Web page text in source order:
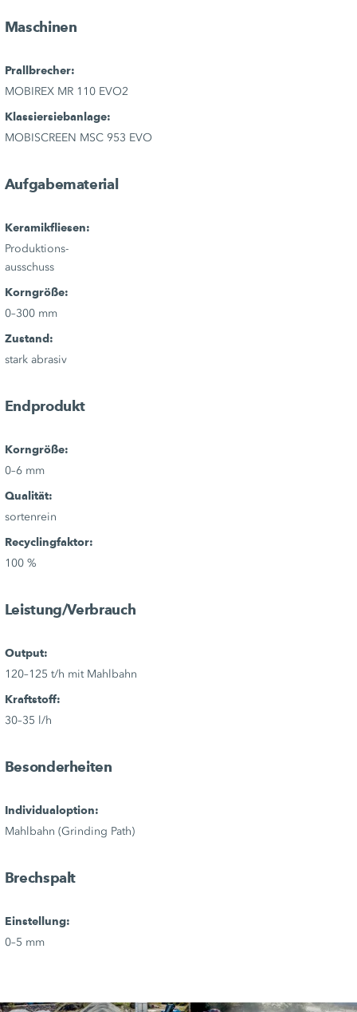
Maschinen
Prallbrecher:
MOBIREX MR 110 EVO2
Klassiersiebanlage:
MOBISCREEN MSC 953 EVO
Aufgabematerial
Keramikfliesen:
Produktions-
ausschuss
Korngröße:
0–300 mm
Zustand:
stark abrasiv
Endprodukt
Korngröße:
0–6 mm
Qualität:
sortenrein
Recyclingfaktor:
100 %
Leistung/Verbrauch
Output:
120–125 t/h mit Mahlbahn
Kraftstoff:
30–35 l/h
Besonderheiten
Individualoption:
Mahlbahn (Grinding Path)
Brechspalt
Einstellung:
0–5 mm